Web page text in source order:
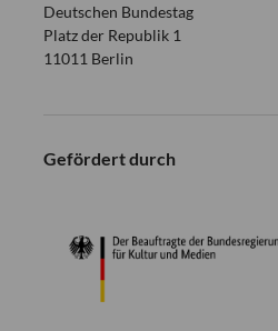
Deutschen Bundestag
Platz der Republik 1
11011 Berlin
Gefördert durch